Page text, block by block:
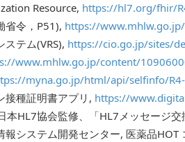
Resource, https://hl7.org/fhir/
省令，P51), https://
ステム(VRS), https://cio.go.jp/sites/
www.mhlw.go.jp/content/
myna.go.jp/html/api/selfinfo/
接種証明書アプリ, https://
本HL7協会監修、「HL7メッセージ
報システム開発センター, 医薬品HOT